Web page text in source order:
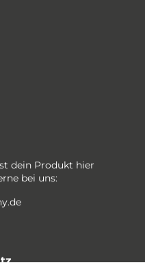
dein Produkt hier
bei uns: